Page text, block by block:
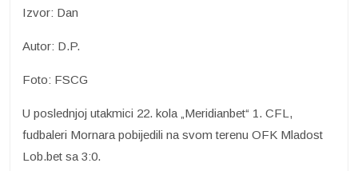
Izvor: Dan
Autor: D.P.
Foto: FSCG
U poslednjoj utakmici 22. kola „Meridianbet“ 1. CFL,
fudbaleri Mornara pobijedili na svom terenu OFK Mladost
Lob.bet sa 3:0.